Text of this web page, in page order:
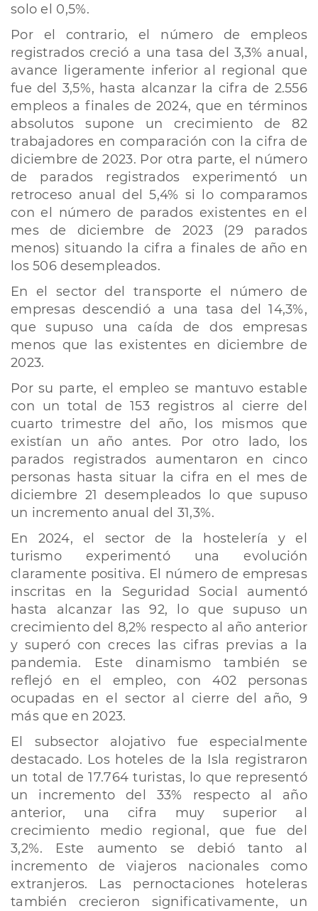
solo el 0,5%.
Por el contrario, el número de empleos
registrados creció a una tasa del 3,3% anual,
avance ligeramente inferior al regional que
fue del 3,5%, hasta alcanzar la cifra de 2.556
empleos a finales de 2024, que en términos
absolutos supone un crecimiento de 82
trabajadores en comparación con la cifra de
diciembre de 2023. Por otra parte, el número
de parados registrados experimentó un
retroceso anual del 5,4% si lo comparamos
con el número de parados existentes en el
mes de diciembre de 2023 (29 parados
menos) situando la cifra a finales de año en
los 506 desempleados.
En el sector del transporte el número de
empresas descendió a una tasa del 14,3%,
que supuso una caída de dos empresas
menos que las existentes en diciembre de
2023.
Por su parte, el empleo se mantuvo estable
con un total de 153 registros al cierre del
cuarto trimestre del año, los mismos que
existían un año antes. Por otro lado, los
parados registrados aumentaron en cinco
personas hasta situar la cifra en el mes de
diciembre 21 desempleados lo que supuso
un incremento anual del 31,3%.
En 2024, el sector de la hostelería y el
turismo experimentó una evolución
claramente positiva. El número de empresas
inscritas en la Seguridad Social aumentó
hasta alcanzar las 92, lo que supuso un
crecimiento del 8,2% respecto al año anterior
y superó con creces las cifras previas a la
pandemia. Este dinamismo también se
reflejó en el empleo, con 402 personas
ocupadas en el sector al cierre del año, 9
más que en 2023.
El subsector alojativo fue especialmente
destacado. Los hoteles de la Isla registraron
un total de 17.764 turistas, lo que representó
un incremento del 33% respecto al año
anterior, una cifra muy superior al
crecimiento medio regional, que fue del
3,2%. Este aumento se debió tanto al
incremento de viajeros nacionales como
extranjeros. Las pernoctaciones hoteleras
también crecieron significativamente, un